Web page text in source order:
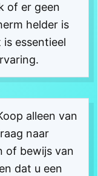
of er geen
helder is
essentieel
alleen van
naar
of bewijs van
dat u een